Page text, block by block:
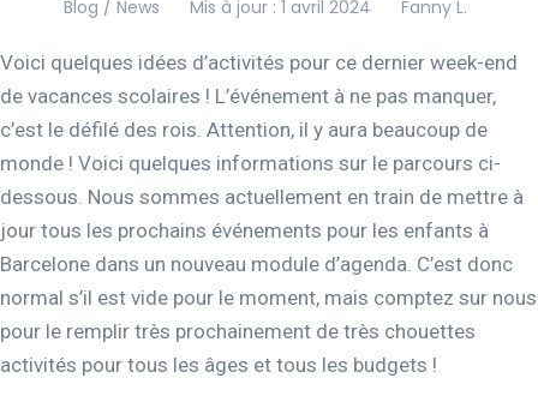
Blog / News Mis à jour : 1 avril 2024 Fanny L.
Voici quelques idées d’activités pour ce dernier week-end
de vacances scolaires ! L’événement à ne pas manquer,
c’est le défilé des rois. Attention, il y aura beaucoup de
monde ! Voici quelques informations sur le parcours ci-
dessous. Nous sommes actuellement en train de mettre à
jour tous les prochains événements pour les enfants à
Barcelone dans un nouveau module d’agenda. C’est donc
normal s’il est vide pour le moment, mais comptez sur nous
pour le remplir très prochainement de très chouettes
activités pour tous les âges et tous les budgets !